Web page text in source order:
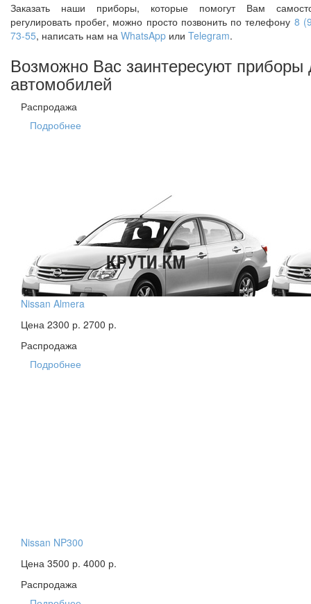
Заказать наши приборы, которые помогут Вам
регулировать пробег, можно просто позвонить по телефону 8
73-55, написать нам на WhatsApp или Telegram.
Возможно Вас заинтересуют приборы
автомобилей
Распродажа
Подробнее
Nissan Almera
Цена 2300 р. 2700 р.
Распродажа
Подробнее
Nissan NP300
Цена 3500 р. 4000 р.
Распродажа